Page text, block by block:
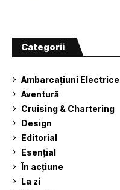
Categorii
Ambarcațiuni Electrice
Aventură
Cruising & Chartering
Design
Editorial
Esențial
În acțiune
La zi